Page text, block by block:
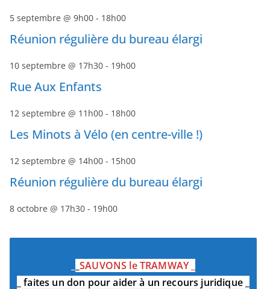
5 septembre @ 9h00 - 18h00
Réunion régulière du bureau élargi
10 septembre @ 17h30 - 19h00
Rue Aux Enfants
12 septembre @ 11h00 - 18h00
Les Minots à Vélo (en centre-ville !)
12 septembre @ 14h00 - 15h00
Réunion régulière du bureau élargi
8 octobre @ 17h30 - 19h00
_SAUVONS le TRAMWAY_
_faites un don pour aider à un recours juridique_